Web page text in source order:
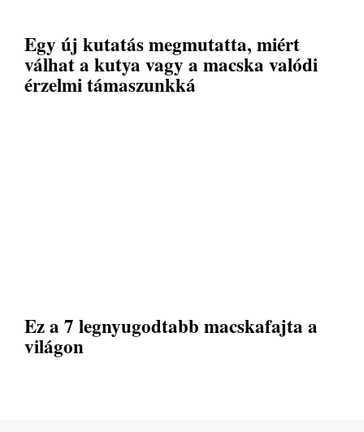
Egy új kutatás megmutatta, miért
válhat a kutya vagy a macska valódi
érzelmi támaszunkká
Ez a 7 legnyugodtabb macskafajta a
világon